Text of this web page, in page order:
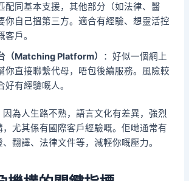
配同基本支援，其他部分（如法律、醫
你自己搵第三方。適合有經驗、想靈活控
客戶。
（Matching Platform） ：好似一個網上
你直接聯繫代母，唔包後續服務。風險較
好有經驗嘅人。
為人生路不熟，語言文化有差異，強烈
尤其係有國際客戶經驗嘅。佢哋通常有
翻譯、法律文件等，減輕你嘅壓力。